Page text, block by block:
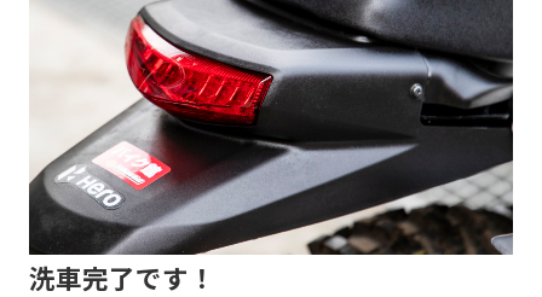
洗車完了です！